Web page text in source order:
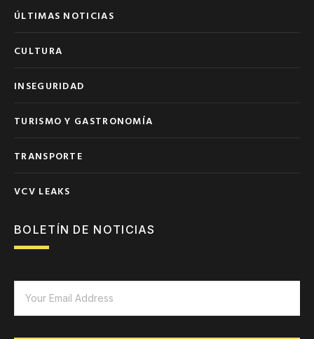
ÚLTIMAS NOTICIAS
CULTURA
INSEGURIDAD
TURISMO Y GASTRONOMÍA
TRANSPORTE
VCV LEAKS
BOLETÍN DE NOTICIAS